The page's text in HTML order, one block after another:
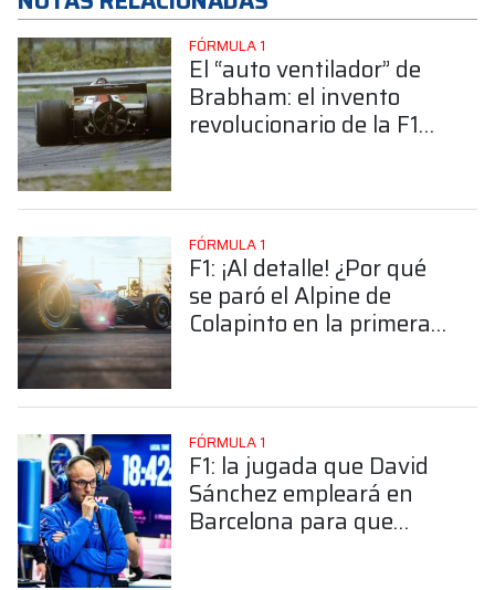
FÓRMULA 1
El “auto ventilador” de
Brabham: el invento
revolucionario de la F1
Ecclestone
FÓRMULA 1
F1: ¡Al detalle! ¿Por qué
se paró el Alpine de
Colapinto en la primera
FÓRMULA 1
F1: la jugada que David
Sánchez empleará en
Barcelona para que